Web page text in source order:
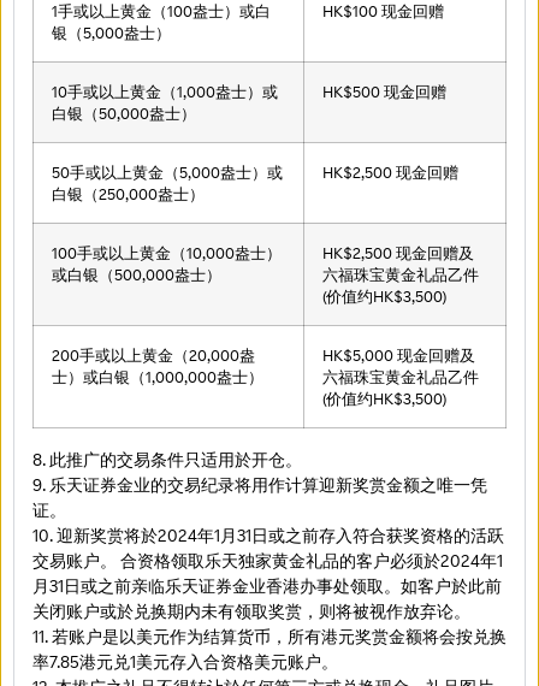
1手或以上黄金（100盎士）或白
银（5,000盎士）
HK$100 现金回赠
10手或以上黄金（1,000盎士）或
白银（50,000盎士）
HK$500 现金回赠
50手或以上黄金（5,000盎士）或
白银（250,000盎士）
HK$2,500 现金回赠
100手或以上黄金（10,000盎士）
或白银（500,000盎士）
HK$2,500 现金回赠及
六福珠宝黄金礼品乙件
(价值约HK$3,500)
200手或以上黄金（20,000盎
士）或白银（1,000,000盎士）
HK$5,000 现金回赠及
六福珠宝黄金礼品乙件
(价值约HK$3,500)
8. 此推广的交易条件只适用於开仓。
9. 乐天证券金业的交易纪录将用作计算迎新奖赏金额之唯一凭
证。
10. 迎新奖赏将於2024年1月31日或之前存入符合获奖资格的活跃
交易账户。 合资格领取乐天独家黄金礼品的客户必须於2024年1
月31日或之前亲临乐天证券金业香港办事处领取。如客户於此前
关闭账户或於兑换期内未有领取奖赏，则将被视作放弃论。
11. 若账户是以美元作为结算货币，所有港元奖赏金额将会按兑换
率7.85港元兑1美元存入合资格美元账户。